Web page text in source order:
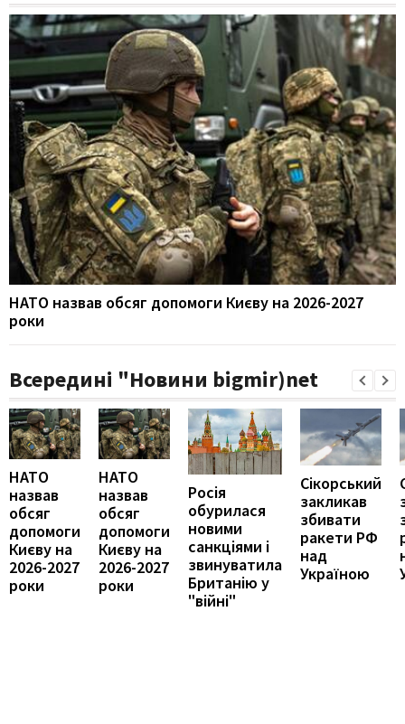
НАТО назвав обсяг допомоги Києву на 2026-2027
роки
Всередині "Новини bigmir)net
НАТО
назвав
обсяг
допомоги
Києву на
2026-2027
роки
НАТО
назвав
обсяг
допомоги
Києву на
2026-2027
роки
Росія
обурилася
новими
санкціями і
звинуватила
Британію у
"війні"
Сікорський
закликав
збивати
ракети РФ
над
Україною